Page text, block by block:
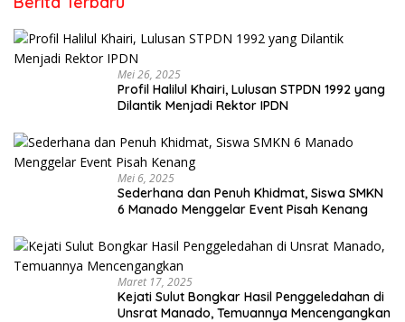
Mei 26, 2025
Profil Halilul Khairi, Lulusan STPDN 1992 yang
Dilantik Menjadi Rektor IPDN
Mei 6, 2025
Sederhana dan Penuh Khidmat, Siswa SMKN
6 Manado Menggelar Event Pisah Kenang
Maret 17, 2025
Kejati Sulut Bongkar Hasil Penggeledahan di
Unsrat Manado, Temuannya Mencengangkan